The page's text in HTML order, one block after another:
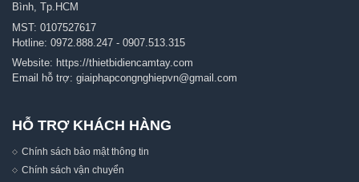
Bình, Tp.HCM
MST: 0107527617
Hotline: 0972.888.247 - 0907.513.315
Website: https://thietbidiencamtay.com
Email hỗ trợ: giaiphapcongnghiepvn@gmail.com
HỖ TRỢ KHÁCH HÀNG
Chính sách bảo mật thông tin
Chính sách vận chuyển